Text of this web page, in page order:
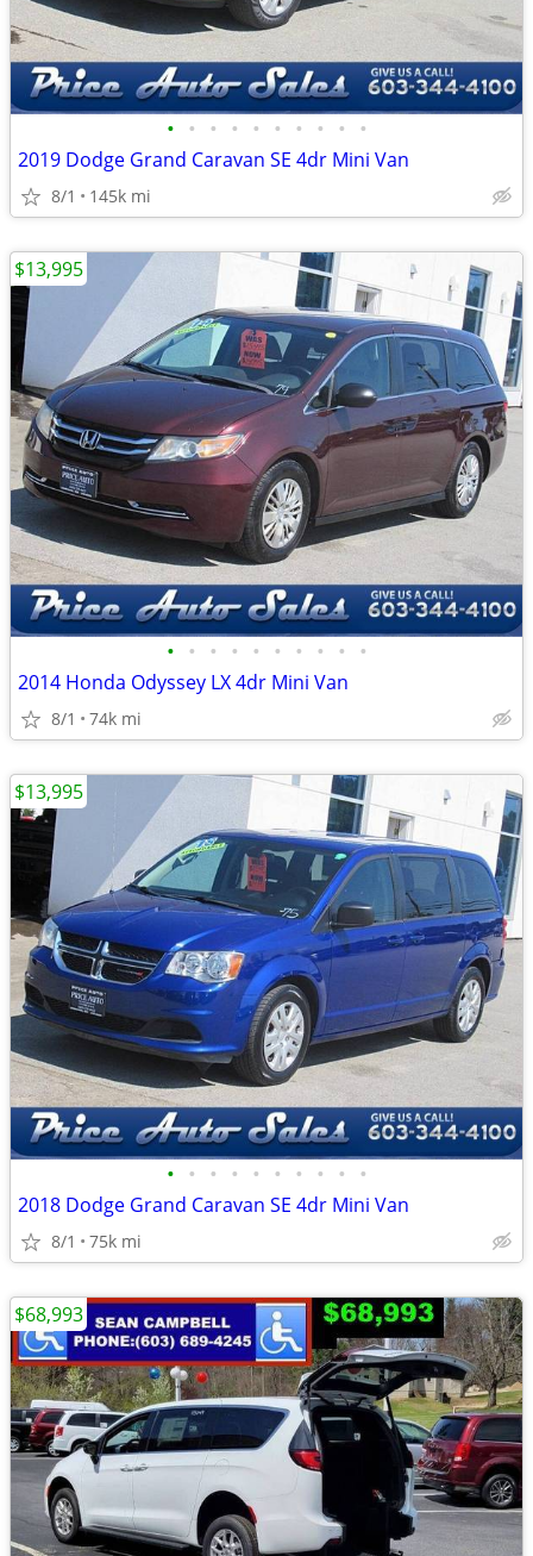
• • • • • • • • • •
2019 Dodge Grand Caravan SE 4dr Mini Van
8/1 145k mi
• • • • • • • • • •
2014 Honda Odyssey LX 4dr Mini Van
8/1 74k mi
$13,995
• • • • • • • • • •
2018 Dodge Grand Caravan SE 4dr Mini Van
8/1 75k mi
$13,995
$68,993